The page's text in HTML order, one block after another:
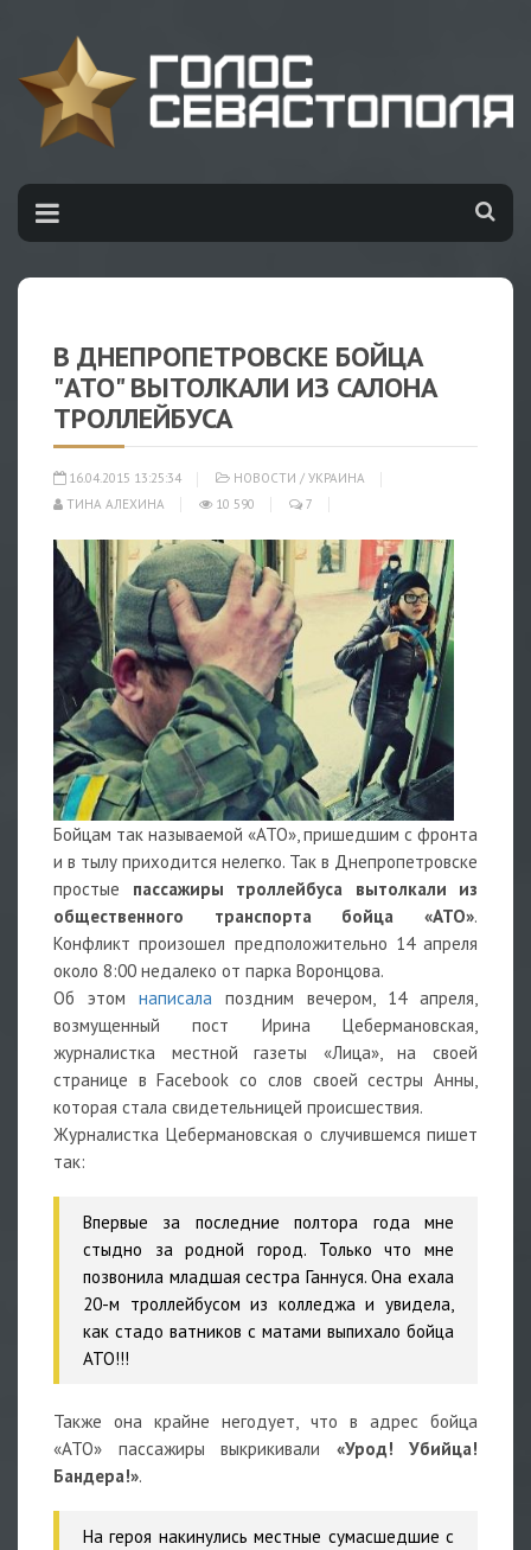
В ДНЕПРОПЕТРОВСКЕ БОЙЦА
"АТО" ВЫТОЛКАЛИ ИЗ САЛОНА
ТРОЛЛЕЙБУСА
16.04.2015 13:25:34 НОВОСТИ / УКРАИНА
ТИНА АЛЕХИНА
10 590 7
Бойцам так называемой «АТО», пришедшим с фронта
и в тылу приходится нелегко. Так в Днепропетровске
простые пассажиры троллейбуса вытолкали из
общественного транспорта бойца «АТО».
Конфликт произошел предположительно 14 апреля
около 8:00 недалеко от парка Воронцова.
Об этом написала поздним вечером, 14 апреля,
возмущенный пост Ирина Цебермановская,
журналистка местной газеты «Лица», на своей
странице в Facebook со слов своей сестры Анны,
которая стала свидетельницей происшествия.
Журналистка Цебермановская о случившемся пишет
так:
Впервые за последние полтора года мне
стыдно за родной город. Только что мне
позвонила младшая сестра Ганнуся. Она ехала
20-м троллейбусом из колледжа и увидела,
как стадо ватников с матами выпихало бойца
АТО!!!
Также она крайне негодует, что в адрес бойца
«АТО» пассажиры выкрикивали «Урод! Убийца!
Бандера!».
На героя накинулись местные сумасшедшие с